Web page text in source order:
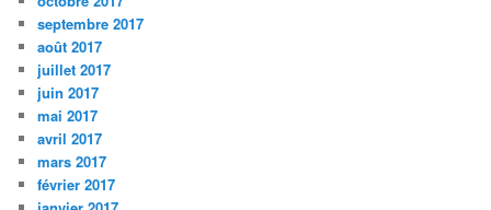
septembre 2017
août 2017
juillet 2017
juin 2017
mai 2017
avril 2017
mars 2017
février 2017